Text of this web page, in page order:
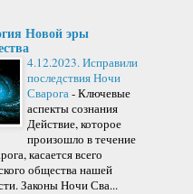
Новой эры
4.12.2023. Исправили
последствия Ночи
Сварога-Ключевые
аспекты сознания
Действие, которое
произошло в течение
касается всего
общества нашей
Законы Ночи Сва...